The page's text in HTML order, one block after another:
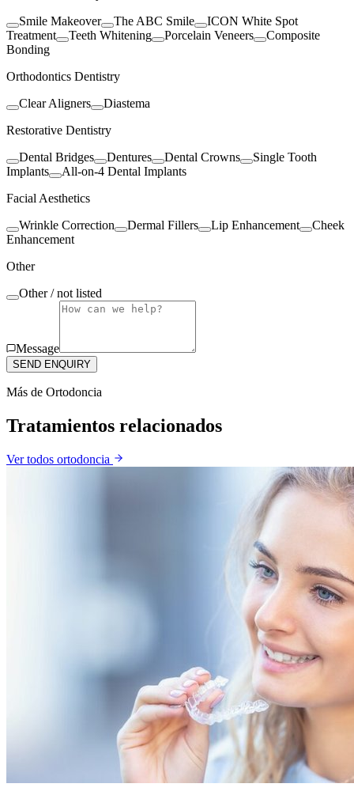
Smile Makeover
The ABC Smile
ICON White Spot
Treatment
Teeth Whitening Porcelain Veneers
Composite
Bonding
Orthodontics Dentistry
Clear Aligners
Diastema
Restorative Dentistry
Dental Bridges
Dentures Dental Crowns
Single Tooth
Implants
All-on-4 Dental Implants
Facial Aesthetics
Wrinkle Correction
Dermal Fillers Lip Enhancement
Cheek
Enhancement
Other
Other / not listed
Message
SEND ENQUIRY
Más de Ortodoncia
Tratamientos relacionados
Ver todos ortodoncia